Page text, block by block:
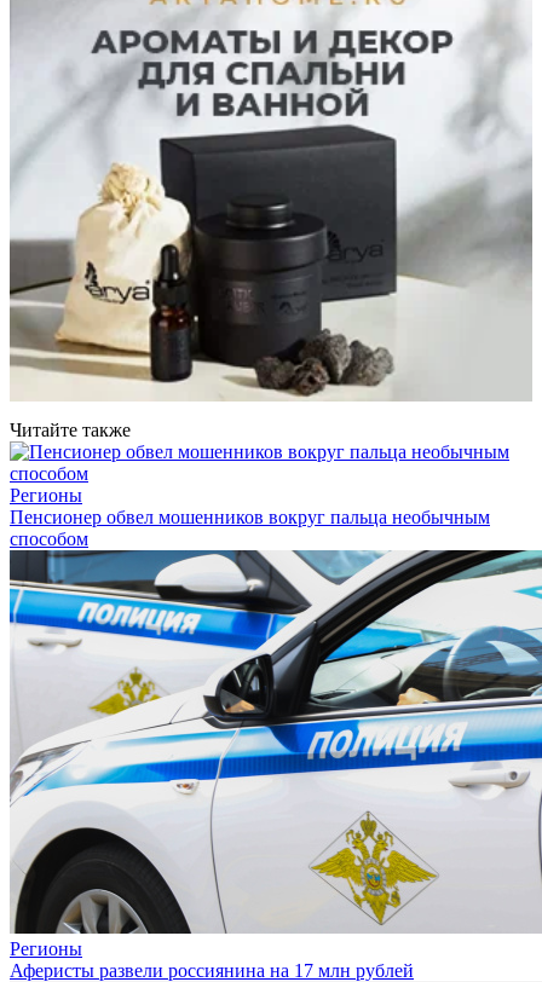
Читайте также
Регионы
Пенсионер обвел мошенников вокруг пальца необычным
способом
Регионы
Аферисты развели россиянина на 17 млн рублей